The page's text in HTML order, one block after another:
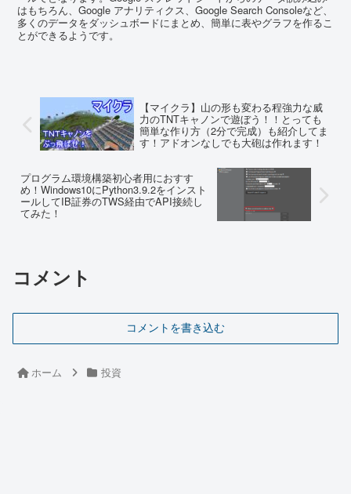
はもちろん、Google アナリティクス、Google Search Consoleなど、
多くのデータをダッシュボードにまとめ、簡単に表やグラフを作るこ
とができるようです。
【マイクラ】山の形も変わる程強力な威
力のTNTキャノンで遊ぼう！！とっても
簡単な作り方（2分で完成）も紹介してま
す！アドオンなしでも大砲は作れます！
プログラム環境構築初心者用におすす
め！Windows10にPython3.9.2をインスト
ールしてIB証券のTWS経由でAPI接続し
てみた！
コメント
コメントを書き込む
ホーム 投資